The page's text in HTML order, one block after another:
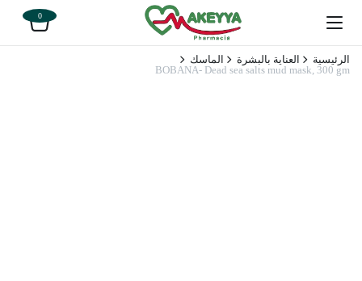
0
الرئيسية العناية بالبشرة
الماسك
BOBANA- Dead sea salts mud mask, 300 gm